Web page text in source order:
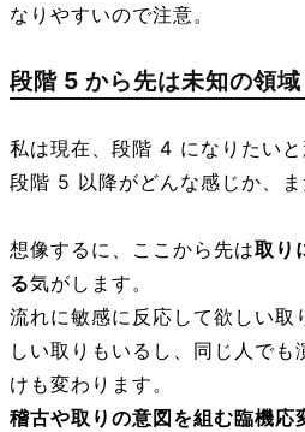
なりやすいので注意。
段階 5 から先は未知の領域
私は現在、段階 4 になりたいと
段階 5 以降がどんな感じか、ま
想像するに、ここから先は取り
る気がします。
流れに敏感に反応して欲しい取
しい取りもいるし、同じ人でも
けも変わります。
稽古や取りの意図を組む臨機応